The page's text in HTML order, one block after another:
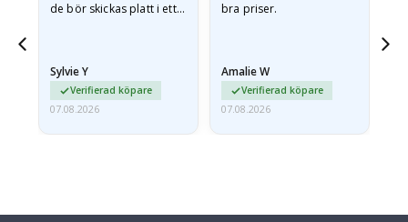
de bör skickas platt i ett
Sylvie Y
Verifierad köpare
07.08.2026
bra priser.
Amalie W
Verifierad köpare
07.08.2026